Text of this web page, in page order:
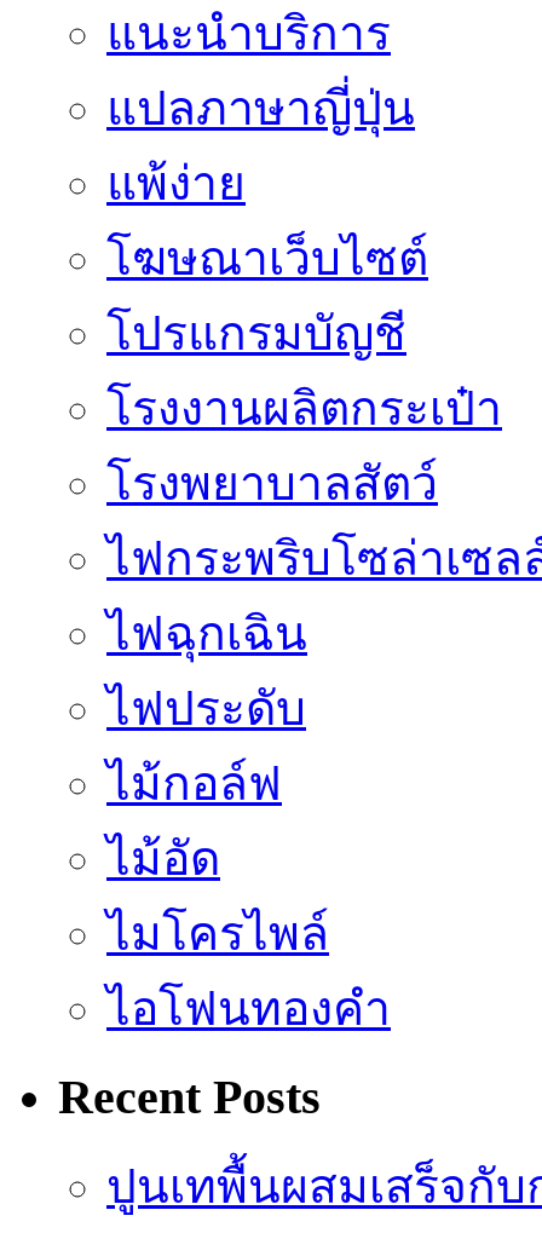
แนะนำบริการ
แปลภาษาญี่ปุ่น
แพ้ง่าย
โฆษณาเว็บไซต์
โปรแกรมบัญชี
โรงงานผลิตกระเป๋า
โรงพยาบาลสัตว์
ไฟกระพริบโซล่าเซล
ไฟฉุกเฉิน
ไฟประดับ
ไม้กอล์ฟ
ไม้อัด
ไมโครไพล์
ไอโฟนทองคำ
Recent Posts
ปูนเทพื้นผสมเสร็จกั